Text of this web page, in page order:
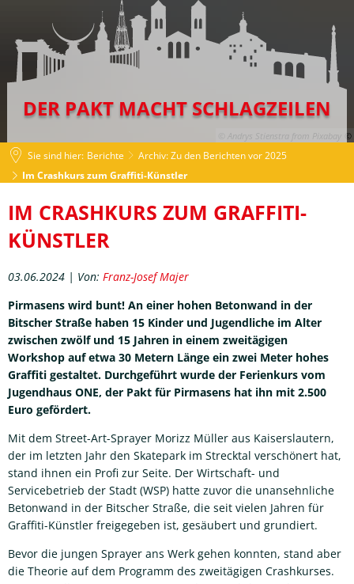
© Andrys Stienstra from Pixabay
DER PAKT MACHT SCHLAGZEILEN
Sie sind hier: Berichte
Archiv: Zu den Berichten vor 2025
Im Crashkurs zum Graffiti-Künstler
Im
Crashkurs
zum
Graffiti-
Künstler
IM CRASHKURS ZUM GRAFFITI-
KÜNSTLER
03.06.2024 | Von: Franz-Josef Majer
Pirmasens wird bunt! An einer hohen Betonwand in der
Bitscher Straße haben 15 Kinder und Jugendliche im Alter
zwischen zwölf und 15 Jahren in einem zweitägigen
Workshop auf etwa 30 Metern Länge ein zwei Meter hohes
Graffiti gestaltet. Durchgeführt wurde der Ferienkurs vom
Jugendhaus ONE, der Pakt für Pirmasens hat ihn mit 2.500
Euro gefördert.
Mit dem Street-Art-Sprayer Morizz Müller aus Kaiserslautern,
der im letzten Jahr den Skatepark im Strecktal verschönert hat,
stand ihnen ein Profi zur Seite. Der Wirtschaft- und
Servicebetrieb der Stadt (WSP) hatte zuvor die unansehnliche
Betonwand in der Bitscher Straße, die seit vielen Jahren für
Graffiti-Künstler freigegeben ist, gesäubert und grundiert.
Bevor die jungen Sprayer ans Werk gehen konnten, stand aber
die Theorie auf dem Programm des zweitägigen Crashkurses.